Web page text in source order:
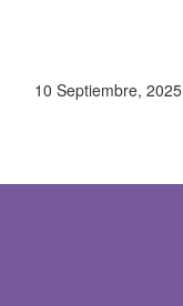
10 Septiembre, 2025